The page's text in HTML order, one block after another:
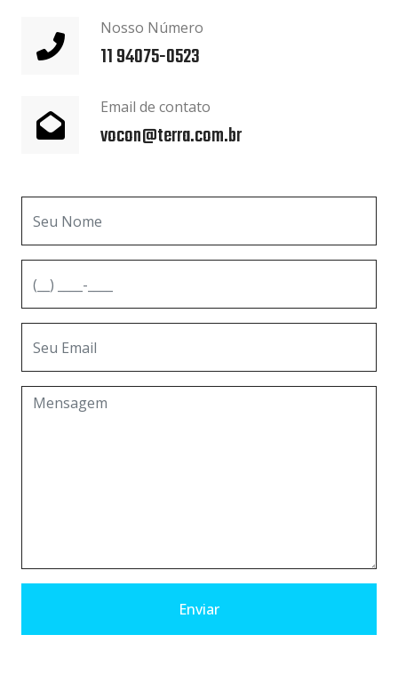
Nosso Número
11 94075-0523
Email de contato
vocon@terra.com.br
Enviar